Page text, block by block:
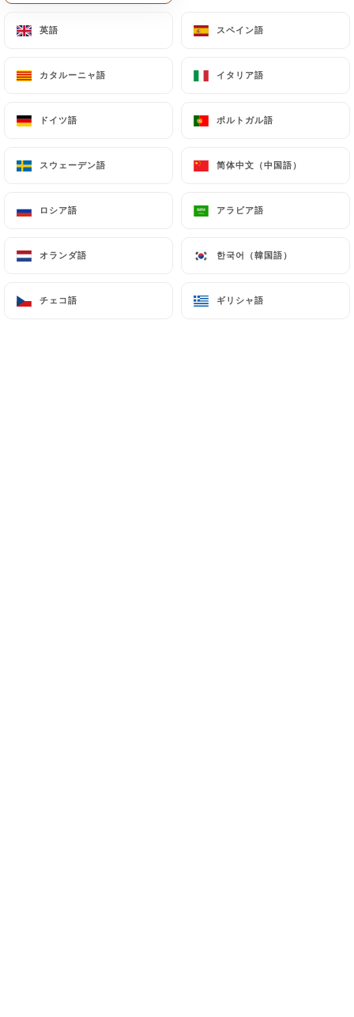
メニュー
英語 スペイン語
カタルーニャ語 イタリア語
ドイツ語 ポルトガル語
スウェーデン語 简体中文（中国語）
ロシア語 アラビア語
オランダ語 한국어（韓国語）
チェコ語 ギリシャ語
英語 スペイン語
カタルーニャ語 イタリア語
ドイツ語 ポルトガル語
スウェーデン語 简体中文（中国語）
ロシア語 アラビア語
オランダ語 한국어（韓国語）
チェコ語 ギリシャ語